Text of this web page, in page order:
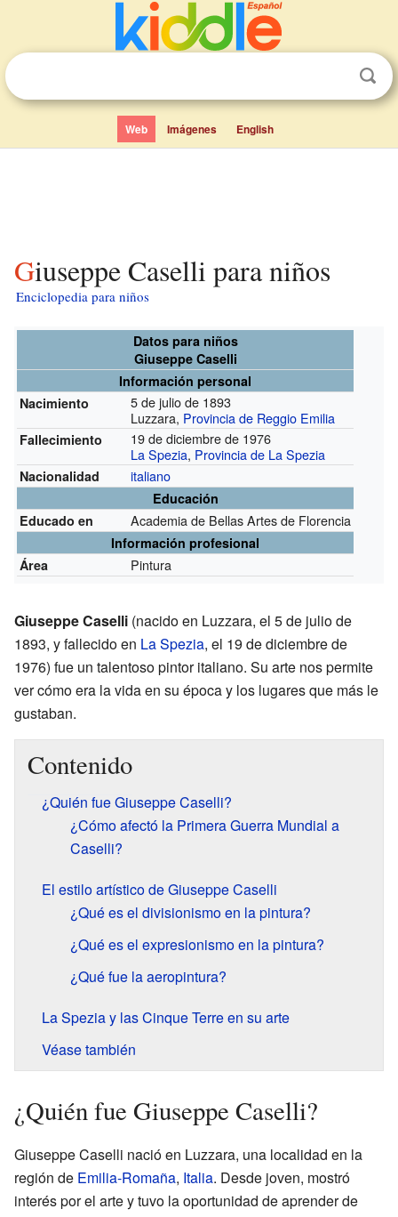
Web Imágenes English
Giuseppe Caselli para niños
Enciclopedia para niños
Datos para niños
Giuseppe Caselli
Información personal
Nacimiento
5 de julio de 1893
Luzzara, Provincia de Reggio Emilia
Fallecimiento
19 de diciembre de 1976
La Spezia, Provincia de La Spezia
Nacionalidad italiano
Educación
Educado en
Academia de Bellas Artes de Florencia
Información profesional
Área
Pintura
Giuseppe Caselli (nacido en Luzzara, el 5 de julio de
1893, y fallecido en La Spezia, el 19 de diciembre de
1976) fue un talentoso pintor italiano. Su arte nos permite
ver cómo era la vida en su época y los lugares que más le
gustaban.
Contenido
¿Quién fue Giuseppe Caselli?
¿Cómo afectó la Primera Guerra Mundial a
Caselli?
El estilo artístico de Giuseppe Caselli
¿Qué es el divisionismo en la pintura?
¿Qué es el expresionismo en la pintura?
¿Qué fue la aeropintura?
La Spezia y las Cinque Terre en su arte
Véase también
¿Quién fue Giuseppe Caselli?
Giuseppe Caselli nació en Luzzara, una localidad en la
región de Emilia-Romaña, Italia. Desde joven, mostró
interés por el arte y tuvo la oportunidad de aprender de